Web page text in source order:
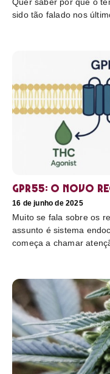
sido tão falado nos
GPR55: o novo
16 de junho de 2025
Muito se fala sobre os
assunto é sistema
começa a chamar